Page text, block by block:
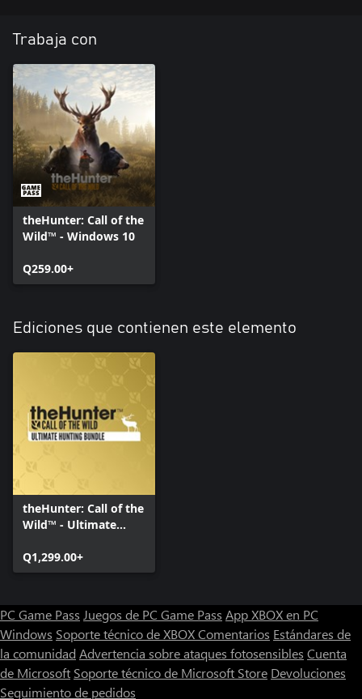
Trabaja con
theHunter: Call of the
Wild™ - Windows 10
Q259.00+
Ediciones que contienen este elemento
theHunter: Call of the
Wild™ - Ultimate
Q1,299.00+
PC Game Pass Juegos de PC Game Pass App XBOX en PC
Windows Soporte técnico de XBOXComentarios Estándares de
la comunidad Advertencia sobre ataques fotosensibles Cuenta
de Microsoft Soporte técnico de Microsoft Store Devoluciones
Seguimiento de pedidos